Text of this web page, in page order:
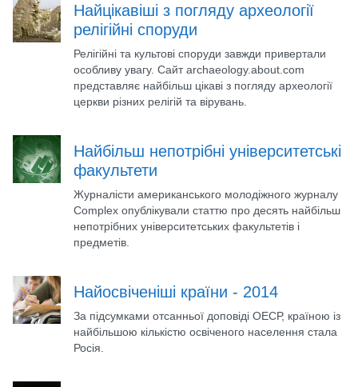
Найцікавіші з погляду археології
релігійні споруди
Релігійні та культові споруди завжди привертали
особливу увагу. Сайт archaeology.about.com
представляє найбільш цікаві з погляду археології
церкви різних релігій та вірувань.
Найбільш непотрібні університетські
факультети
Журналісти американського молодіжного журналу
Complex опублікували статтю про десять найбільш
непотрібних університетських факультетів і
предметів.
Найосвіченіші країни - 2014
За підсумками отсанньої доповіді ОЕСР, країною із
найбільшою кількістю освіченого населення стала
Росія.